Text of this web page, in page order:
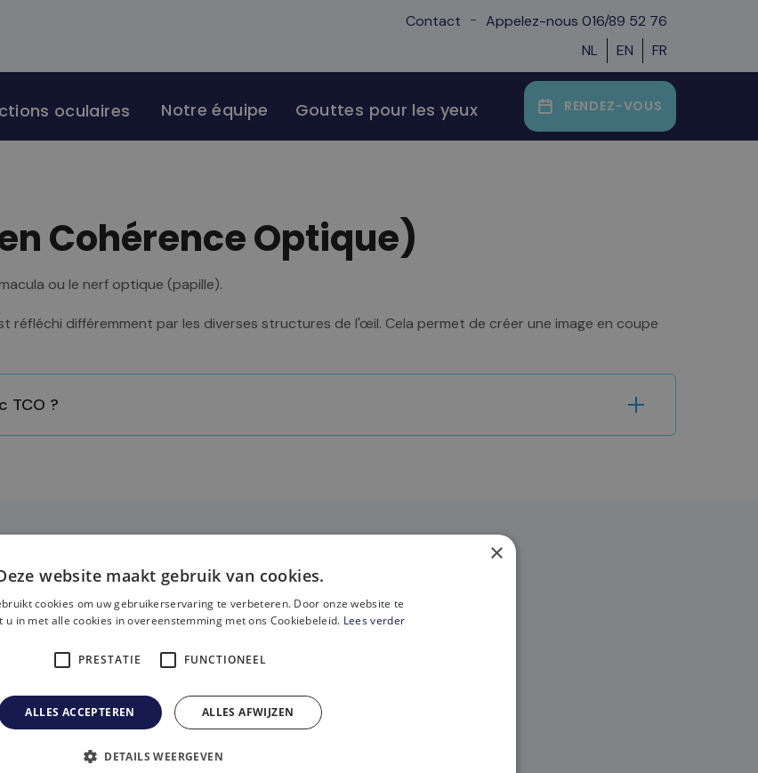
Contact - Appelez-nous 016/89 52 76
NL
EN FR
oculaires Notre équipe Gouttes pour les yeux RENDEZ-VOUS
Cohérence Optique)
ou le nerf optique (papille).
réfléchi différemment par les diverses structures de l'œil. Cela permet de créer une image en coupe
TCO ?
ce que vous cherchiez?
VOUS (OU) Appelez: 016/89 52 76
×
website maakt gebruik van cookies.
cookies om uw gebruikerservaring te verbeteren. Door onze website te
u in met alle cookies in overeenstemming met ons Cookiebeleid. Lees verder
PRESTATIE FUNCTIONEEL
ALLES ACCEPTEREN ALLES AFWIJZEN
DETAILS WEERGEVEN